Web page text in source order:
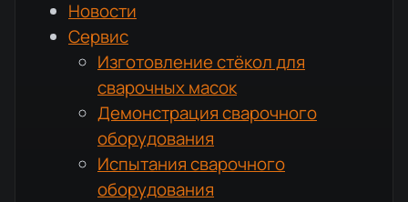
Новости
Сервис
Изготовление стёкол для
сварочных масок
Демонстрация сварочного
оборудования
Испытания сварочного
оборудования